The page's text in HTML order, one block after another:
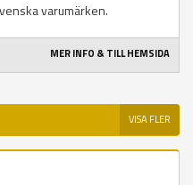
varumärken.
MER INFO & TILL HEMSIDA
VISA FLER